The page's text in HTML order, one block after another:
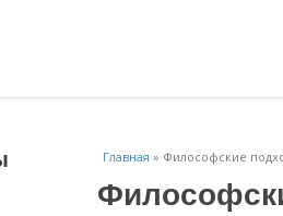
Главная » Философские